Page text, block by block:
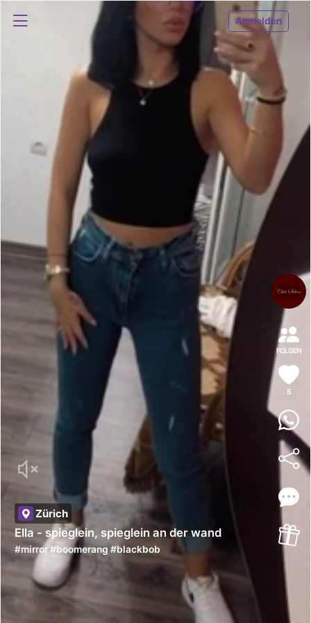
Anmelden
Zürich
Ella - spieglein, spieglein an der wand
#mirror#boomerang #blackbob
FOLGEN
5